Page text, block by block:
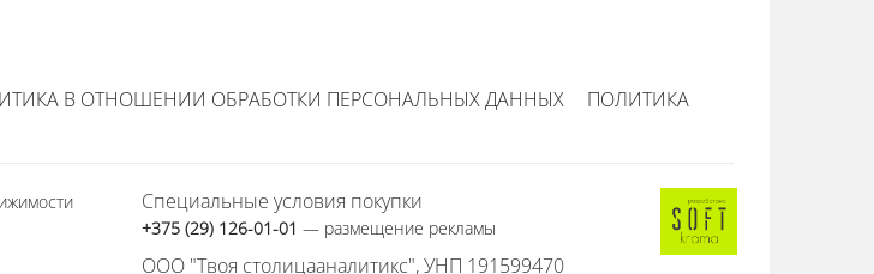
с помощью которой вы сможете подобрать подходящий вариант для
В ОТНОШЕНИИ ОБРАБОТКИ ПЕРСОНАЛЬНЫХ ДАННЫХ
ПОЛИТИКА
Специальные условия покупки
+375 (29) 126-01-01— размещение рекламы
ООО "Твоя столицааналитикс", УНП 191599470